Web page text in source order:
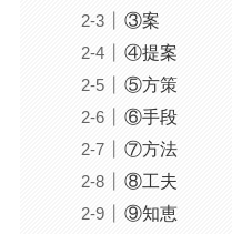
③案
④提案
⑤方策
⑥手段
⑦方法
⑧工夫
⑨知恵